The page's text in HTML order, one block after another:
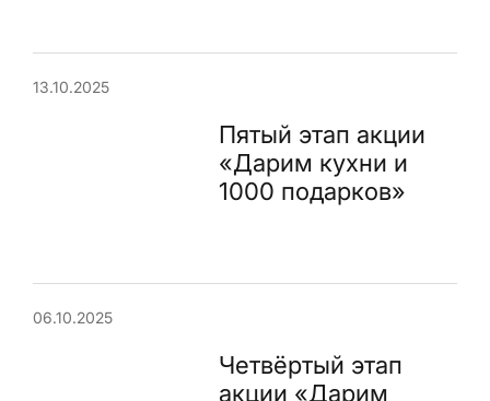
13.10.2025
Пятый этап акции
«Дарим кухни и
1000 подарков»
06.10.2025
Четвёртый этап
акции «Дарим